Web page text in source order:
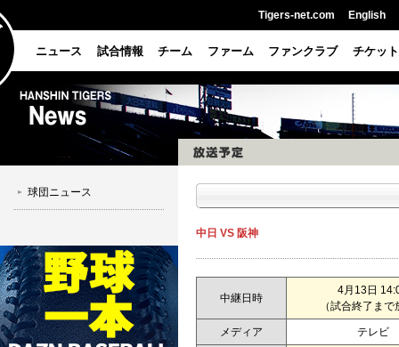
Tigers-net.com English
ニュース 試合情報 チーム ファーム ファンクラブ チケット
球団ニュース
中日 VS 阪神
中継日時
4月13日
（試合終了まで
メディア テレビ